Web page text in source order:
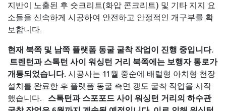
지반이 노출된 후 숏크리트(화압 콘크리트) 및 기타 지지 요
소들을 신속하게 시공하여 안전하고 안정적인 개구부를 확
보합니다.
현재 북쪽 및 남쪽 플랫폼 동굴 굴착 작업이 진행 중입니다.
트렌턴과 스톡턴 사이 워싱턴 거리 북쪽에는 보행자 통로가
개통되었습니다. 시공사는 11월 중순에 배럴형 아치형 천장
설치를 완료한 후 플랫폼 동굴 측면 갱도 굴착 작업을 시작
했습니다. 스톡턴과 스포포드 사이 워싱턴 거리의 하수관